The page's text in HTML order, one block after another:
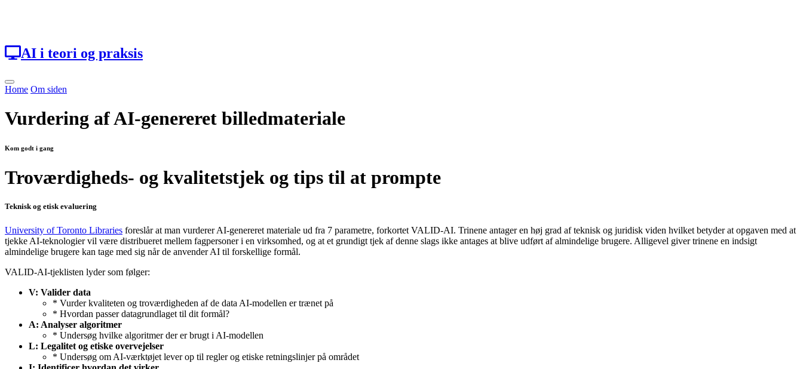
AI i teori og praksis
Home Om siden
Vurdering af AI-genereret billedmateriale
Kom godt i gang
Troværdigheds- og kvalitetstjek og tips til at prompte
Teknisk og etisk evaluering
University of Toronto Libraries foreslår at man vurderer AI-genereret materiale ud fra 7 parametre, forkortet VALID-AI. Trinene antager en høj grad af teknisk og juridisk viden hvilket betyder at opgaven med at
tjekke AI-teknologier vil være distribueret mellem fagpersoner i en virksomhed, og at et grundigt tjek af denne slags ikke antages at blive udført af almindelige brugere. Alligevel giver trinene en indsigt
almindelige brugere kan tage med sig når de anvender AI til forskellige formål.
VALID-AI-tjeklisten lyder som følger:
V: Valider data
* Vurder kvaliteten og troværdigheden af de data AI-modellen er trænet på
* Hvordan passer datagrundlaget til dit formål?
A: Analyser algoritmer
* Undersøg hvilke algoritmer der er brugt i AI-modellen
L: Legalitet og etiske overvejelser
* Undersøg om AI-værktøjet lever op til regler og etiske retningslinjer på området